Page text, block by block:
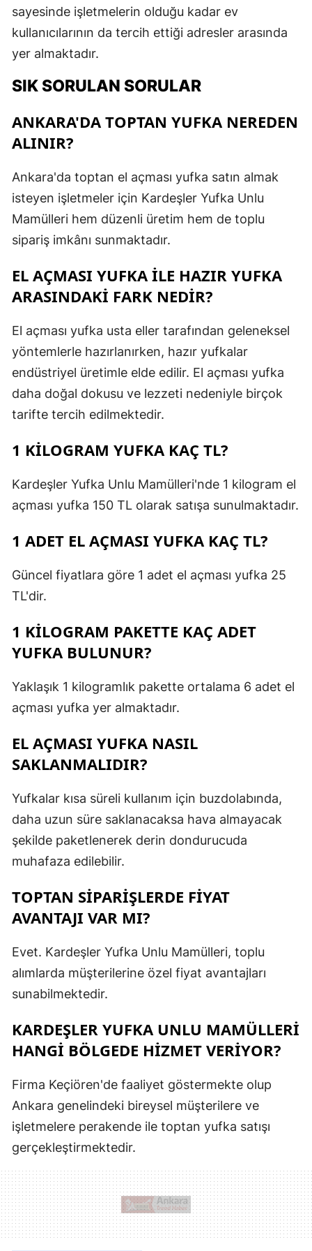
sayesinde işletmelerin olduğu kadar ev
kullanıcılarının da tercih ettiği adresler arasında
yer almaktadır.
SIK SORULAN SORULAR
ANKARA'DA TOPTAN YUFKA NEREDEN
ALINIR?
Ankara'da toptan el açması yufka satın almak
isteyen işletmeler için Kardeşler Yufka Unlu
Mamülleri hem düzenli üretim hem de toplu
sipariş imkânı sunmaktadır.
EL AÇMASI YUFKA ILE HAZIR YUFKA
ARASINDAKI FARK NEDIR?
El açması yufka usta eller tarafından geleneksel
yöntemlerle hazırlanırken, hazır yufkalar
endüstriyel üretimle elde edilir. El açması yufka
daha doğal dokusu ve lezzeti nedeniyle birçok
tarifte tercih edilmektedir.
1 KILOGRAM YUFKA KAÇ TL?
Kardeşler Yufka Unlu Mamülleri'nde 1 kilogram el
açması yufka 150 TL olarak satışa sunulmaktadır.
1 ADET EL AÇMASI YUFKA KAÇ TL?
Güncel fiyatlara göre 1 adet el açması yufka 25
TL'dir.
1 KILOGRAM PAKETTE KAÇ ADET
YUFKA BULUNUR?
Yaklaşık 1 kilogramlık pakette ortalama 6 adet el
açması yufka yer almaktadır.
EL AÇMASI YUFKA NASIL
SAKLANMALIDIR?
Yufkalar kısa süreli kullanım için buzdolabında,
daha uzun süre saklanacaksa hava almayacak
şekilde paketlenerek derin dondurucuda
muhafaza edilebilir.
TOPTAN SIPARIŞLERDE FIYAT
AVANTAJI VAR MI?
Evet. Kardeşler Yufka Unlu Mamülleri, toplu
alımlarda müşterilerine özel fiyat avantajları
sunabilmektedir.
KARDEŞLER YUFKA UNLU MAMÜLLERI
HANGI BÖLGEDE HIZMET VERIYOR?
Firma Keçiören'de faaliyet göstermekte olup
Ankara genelindeki bireysel müşterilere ve
işletmelere perakende ile toptan yufka satışı
gerçekleştirmektedir.